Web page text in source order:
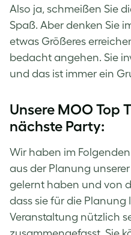
Also ja, schmeißen Sie
Spaß. Aber denken Sie
etwas Größeres
bedacht angehen. Sie
und das ist immer ein
Unsere MOO Top
nächste Party:
Wir haben im
aus der Planung
gelernt haben und von
dass sie für die Planung
Veranstaltung nützlich